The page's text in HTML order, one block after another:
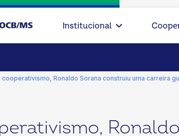
Institucional
cooperativismo, Ronaldo Sorana construiu uma carreira